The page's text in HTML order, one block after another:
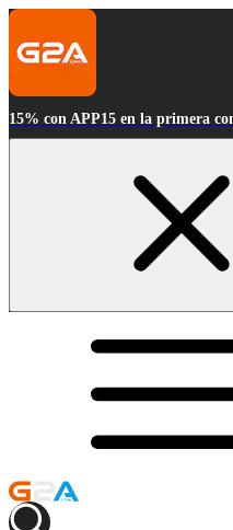
15% con APP15 en la primera